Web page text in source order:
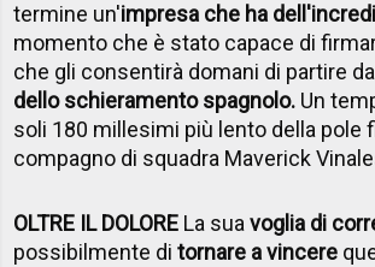
termine un'impresa che ha
momento che è stato capace di
che gli consentirà domani di partire
dello schieramento spagnolo. Un
soli 180 millesimi più lento della pole
compagno di squadra Maverick
OLTRE IL DOLORE La suavoglia di
possibilmente ditornare a vincere